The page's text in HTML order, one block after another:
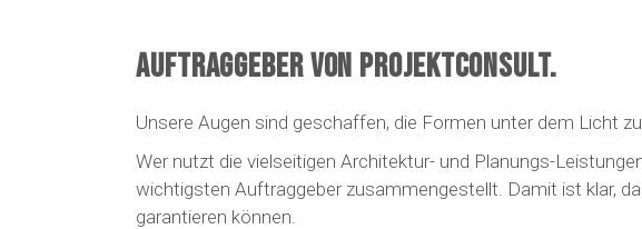
AUFTRAGGEBER VON PROJEKTCONSULT.
Unsere Augen sind geschaffen, die Formen unter dem Licht
Wer nutzt die vielseitigen Architektur- und Planungs-
wichtigsten Auftraggeber zusammengestellt. Damit ist klar,
garantieren können.